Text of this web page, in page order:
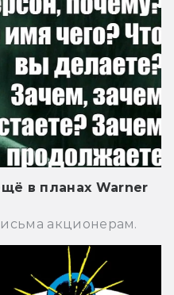
в планах Warner
акционерам.